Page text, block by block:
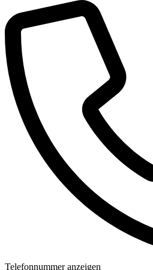
Telefonnummer anzeigen